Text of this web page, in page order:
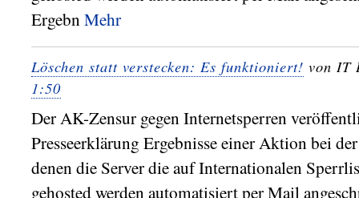
Ergebn Mehr
Löschen statt verstecken: Es funktioniert! von IT
1:50
Der AK-Zensur gegen Internetsperren
Presseerklärung Ergebnisse einer Aktion bei
denen die Server die auf Internationalen
gehosted werden automatisiert per Mail